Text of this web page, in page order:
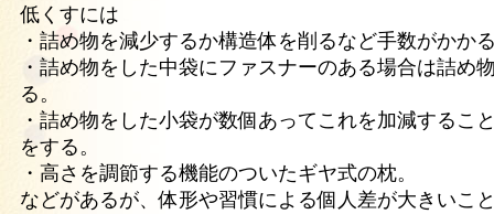
低くすには
・詰め物を減少するか構造体を削るなど手数がかか
・詰め物をした中袋にファスナーのある場合は詰め
る。
・詰め物をした小袋が数個あってこれを加減するこ
をする。
・高さを調節する機能のついたギヤ式の枕。
などがあるが、体形や習慣による個人差が大きいこ